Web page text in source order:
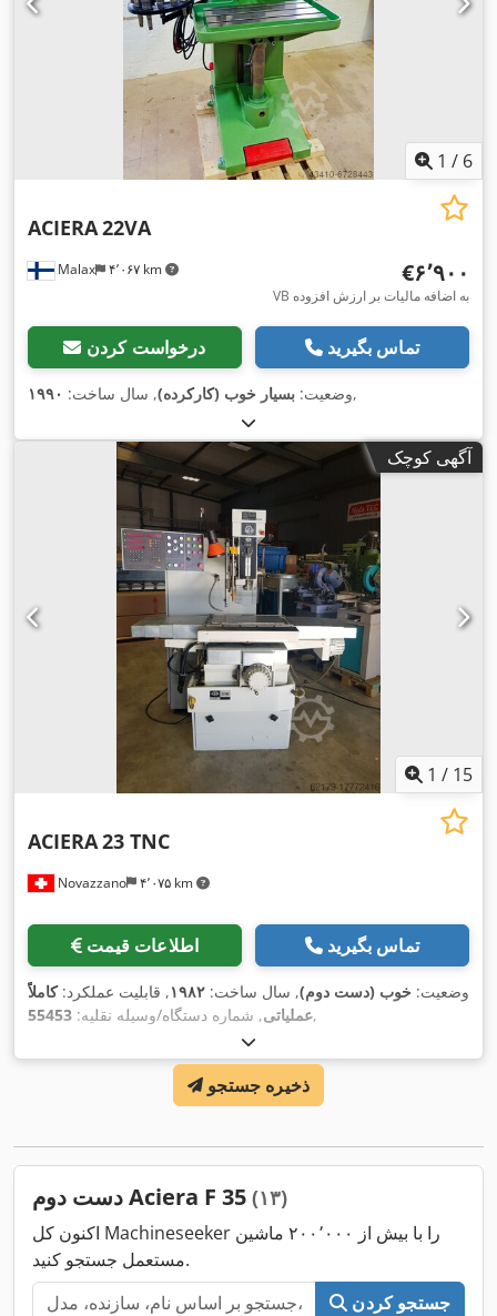
1 / 6
Malax ۴٬۰۶۷ km
ACIERA22VA
‎€۶٬۹۰۰
VB به اضافه مالیات بر ارزش افزوده
درخواست کردن تماس بگیرید
وضعیت: بسیار خوب (کارکرده), سال ساخت: ۱۹۹۰ ,
آگهی کوچک
1 / 15
Novazzano ۴٬۰۷۵ km
ACIERA23 TNC
اطلاعات قیمت تماس بگیرید
وضعیت: خوب (دست دوم), سال ساخت: ۱۹۸۲, قابلیت عملکرد:کاملاً
عملیاتی, شماره دستگاه/وسیله نقلیه: 55453 ,
ذخیره جستجو
دست دوم Aciera F 35 (۱۳)
اکنون کل Machineseeker را با بیش از ۲۰۰٬۰۰۰ ماشین
مستعمل جستجو کنید.
جستجو کردن